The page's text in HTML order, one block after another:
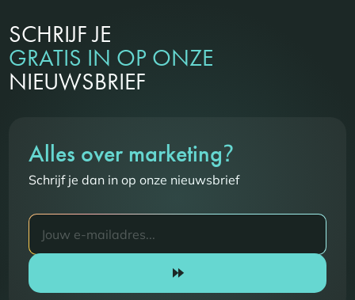
SCHRIJF JE
GRATIS IN OP ONZE
NIEUWSBRIEF
Alles over marketing?
Schrijf je dan in op onze nieuwsbrief